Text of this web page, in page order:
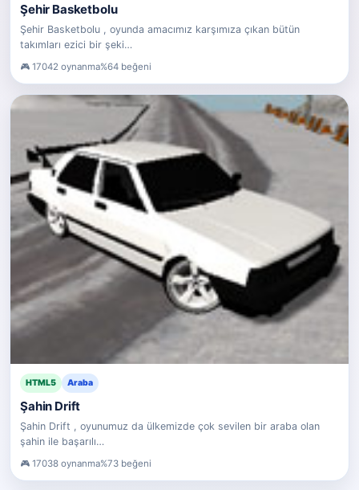
Şehir Basketbolu
Şehir Basketbolu , oyunda amacımız karşımıza çıkan bütün
takımları ezici bir şeki…
17042 oynanma%64 beğeni
HTML5 Araba
Şahin Drift
Şahin Drift , oyunumuz da ülkemizde çok sevilen bir araba olan
şahin ile başarılı…
17038 oynanma%73 beğeni